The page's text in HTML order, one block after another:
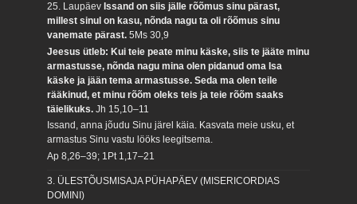
25. Laupäev Issand on siis jälle rõõmus sinu pärast,
millest sinul on kasu, nõnda nagu ta oli rõõmus sinu
vanemate pärast.5Ms 30,9
Jeesus ütleb: Kui teie peate minu käske, siis te jääte minu
armastusse, nõnda nagu mina olen pidanud oma Isa
käske ja jään tema armastusse. Seda ma olen teile
rääkinud, et minu rõõm oleks teis ja teie rõõm saaks
täielikuks.Jh 15,10–11
Issand, anna jõudu Sinu järel käia. Kasvata meie usku, et
armastus Sinu vastu lööks leegitsema.
Ap 8,26–39; 1Pt 1,17–21
3. ÜLESTÕUSMISAJA PÜHAPÄEV (MISERICORDIAS
DOMINI)